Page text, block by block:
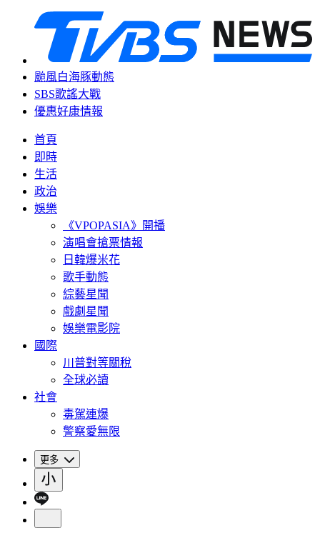
颱風白海豚動態
SBS歌謠大戰
優惠好康情報
首頁
即時
生活
政治
娛樂
《VPOPASIA》開播
演唱會搶票情報
日韓爆米花
歌手動態
綜藝星聞
戲劇星聞
娛樂電影院
國際
川普對等關稅
全球必讀
社會
毒駕連爆
警察愛無限
更多